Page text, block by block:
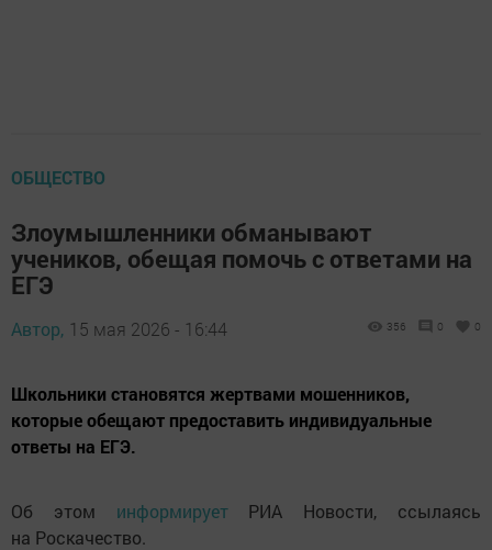
ОБЩЕСТВО
Злоумышленники обманывают
учеников, обещая помочь с ответами на
ЕГЭ
Автор, 15 мая 2026 - 16:44 356 0 0
Школьники становятся жертвами мошенников,
которые обещают предоставить индивидуальные
ответы на ЕГЭ.
Об этом информирует РИА Новости, ссылаясь
на Роскачество.